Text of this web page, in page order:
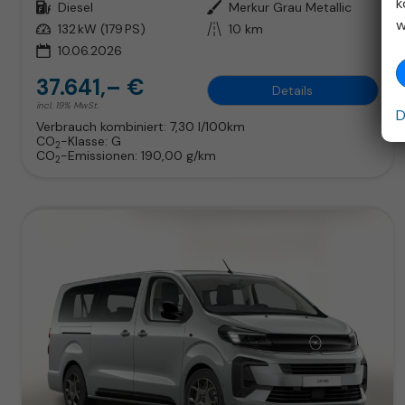
Kraftstoff Diesel Außenfarbe Merkur Grau Metallic
Leistung 132 kW (179 PS) Kilometerstand 10 km
10.06.2026
37.641,– €
incl. 19% MwSt.
Details
Verbrauch kombiniert: 7,30 l/100km
CO2-Klasse: G
CO2-Emissionen: 190,00 g/km